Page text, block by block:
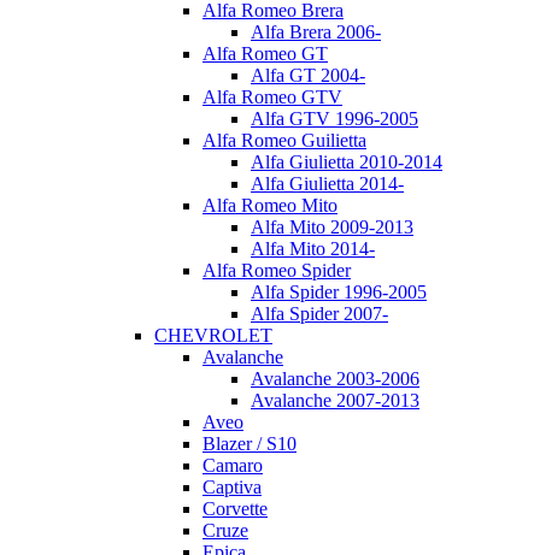
Alfa Romeo Brera
Alfa Brera 2006-
Alfa Romeo GT
Alfa GT 2004-
Alfa Romeo GTV
Alfa GTV 1996-2005
Alfa Romeo Guilietta
Alfa Giulietta 2010-2014
Alfa Giulietta 2014-
Alfa Romeo Mito
Alfa Mito 2009-2013
Alfa Mito 2014-
Alfa Romeo Spider
Alfa Spider 1996-2005
Alfa Spider 2007-
CHEVROLET
Avalanche
Avalanche 2003-2006
Avalanche 2007-2013
Aveo
Blazer / S10
Camaro
Captiva
Corvette
Cruze